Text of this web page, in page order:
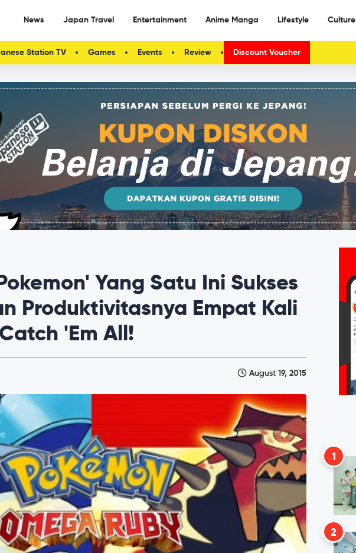
News Japan Travel Entertainment Anime Manga Lifestyle Culture
Station TV Games Events Review Discount Voucher
Yang Satu Ini Sukses
Produktivitasnya Empat Kali
'Em All!
August 19, 2015
1
2